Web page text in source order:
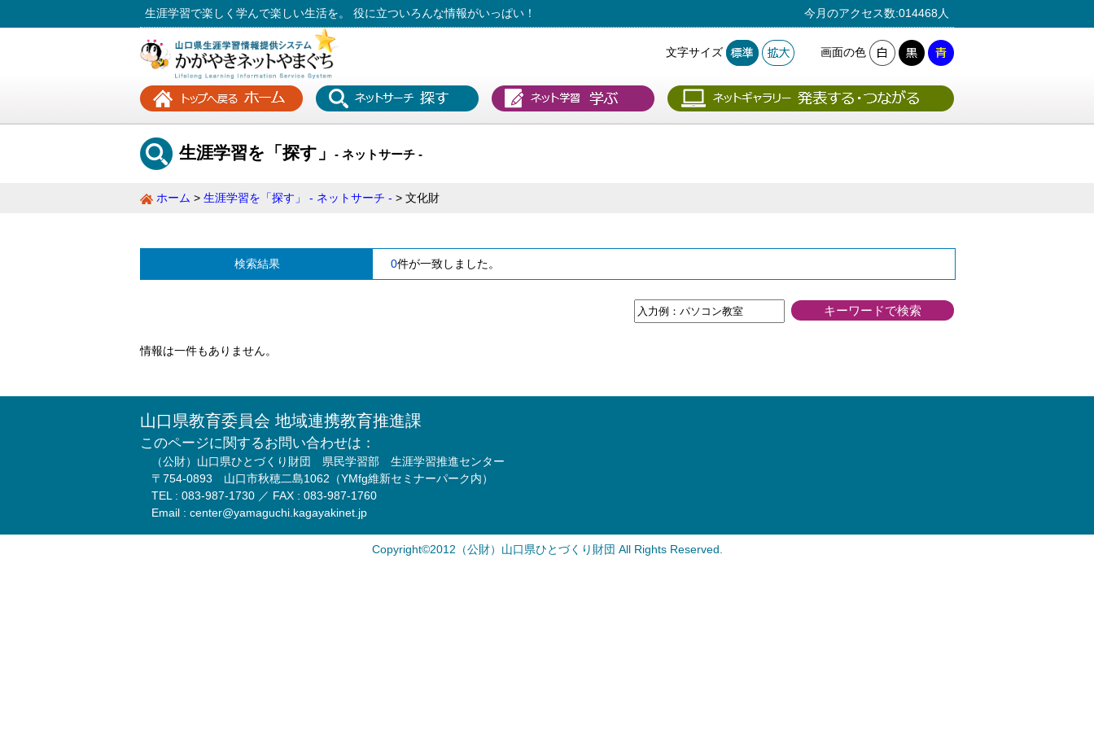
生涯学習で楽しく学んで楽しい生活を。 役に立ついろんな情報がいっぱい！ 今月のアクセス数:014468人
文字サイズ 画面の色
生涯学習を「探す」 - ネットサーチ -
ホーム 生涯学習を「探す」 - ネットサーチ - 文化財
検索結果 0件が一致しました。
キーワードで検索
情報は一件もありません。
山口県教育委員会 地域連携教育推進課
このページに関するお問い合わせは：
（公財）山口県ひとづくり財団 県民学習部 生涯学習推進センター
〒754-0893 山口市秋穂二島1062（YMfg維新セミナーパーク内）
TEL : 083-987-1730 ／ FAX : 083-987-1760
Email : center@yamaguchi.kagayakinet.jp
Copyright©2012（公財）山口県ひとづくり財団 All Rights Reserved.